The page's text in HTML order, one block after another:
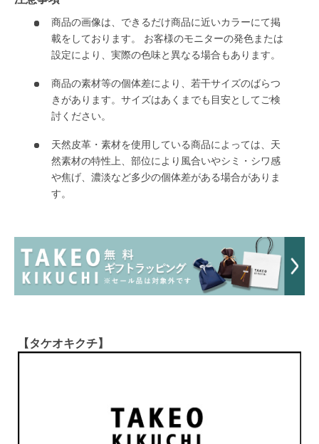
商品の画像は、できるだけ商品に近いカラーにて掲
載をしております。 お客様のモニターの発色または
設定により、実際の色味と異なる場合もあります。
商品の素材等の個体差により、若干サイズのばらつ
きがあります。サイズはあくまでも目安としてご検
討ください。
天然皮革・素材を使用している商品によっては、天
然素材の特性上、部位により風合いやシミ・シワ感
や焦げ、濃淡など多少の個体差がある場合がありま
す。
【タケオキクチ】